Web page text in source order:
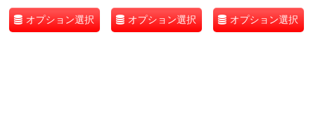
オプション選択 オプション選択 オプション選択